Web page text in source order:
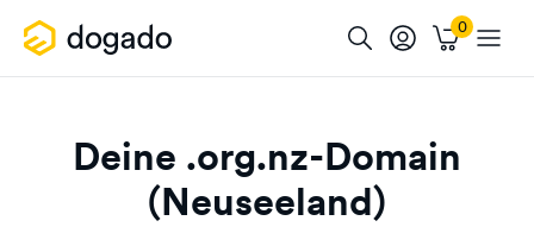
Deine .org.nz-Domain
(Neuseeland)